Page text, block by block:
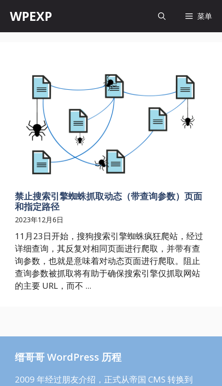
内
WPEXP 菜单
禁止搜索引擎蜘蛛抓取动态（带查询参数）页面
和指定路径
2023年12月6日
11月23日开始，搜狗搜索引擎蜘蛛疯狂爬站，经过
详细查询，其反复对相同页面进行爬取，并带有查
询参数，也就是意味着对动态页面进行爬取。阻止
查询参数被抓取将有助于确保搜索引擎仅抓取网站
的主要 URL，而不 ...
缙哥哥 WordPress 历程
2009 年经过朋友介绍，正式从帝国 CMS 转换到